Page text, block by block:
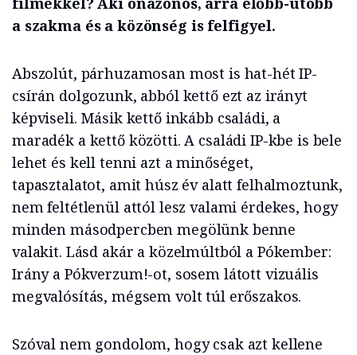
a szakma és a közönség is felfigyel.
Abszolút, párhuzamosan most is hat-hét IP-
csírán dolgozunk, abból kettő ezt az irányt
képviseli. Másik kettő inkább családi, a
maradék a kettő közötti. A családi IP-kbe is bele
lehet és kell tenni azt a minőséget,
tapasztalatot, amit húsz év alatt felhalmoztunk,
nem feltétlenül attól lesz valami érdekes, hogy
minden másodpercben megölünk benne
valakit. Lásd akár a közelmúltból a Pókember:
Irány a Pókverzum!-ot, sosem látott vizuális
megvalósítás, mégsem volt túl erőszakos.
Szóval nem gondolom, hogy csak azt kellene